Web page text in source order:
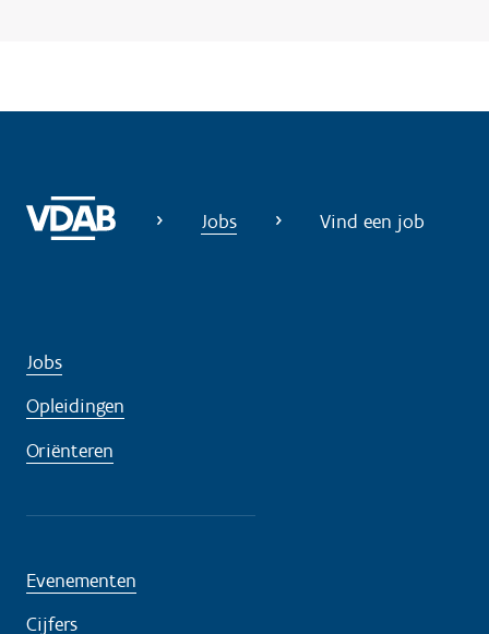
Jobs Vind een job
Jobs
Opleidingen
Oriënteren
Evenementen
Cijfers